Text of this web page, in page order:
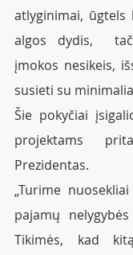
atlyginimai, ūgtels
algos dydis,
įmokos nesikeis,
susieti su
Šie pokyčiai
projektams
Prezidentas.
„Turime
pajamų
Tikimės, kad